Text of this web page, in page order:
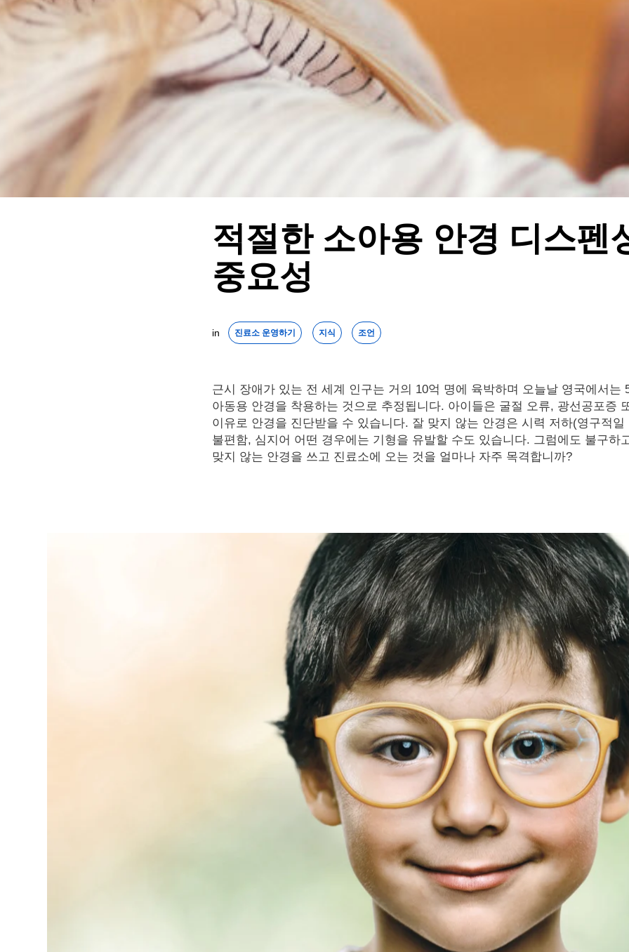
적절한 소아용 안경 디스펜
중요성
in 진료소 운영하기 지식 조언
근시 장애가 있는 전 세계 인구는 거의 10억 명에 육박하며 오늘날 영국에서는
아동용 안경을 착용하는 것으로 추정됩니다. 아이들은 굴절 오류, 광선공포증
이유로 안경을 진단받을 수 있습니다. 잘 맞지 않는 안경은 시력 저하(영구적
불편함, 심지어 어떤 경우에는 기형을 유발할 수도 있습니다. 그럼에도 불구하
맞지 않는 안경을 쓰고 진료소에 오는 것을 얼마나 자주 목격합니까?